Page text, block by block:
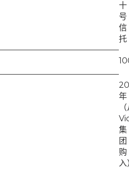
十
号
信
托
年
集
团
购
入